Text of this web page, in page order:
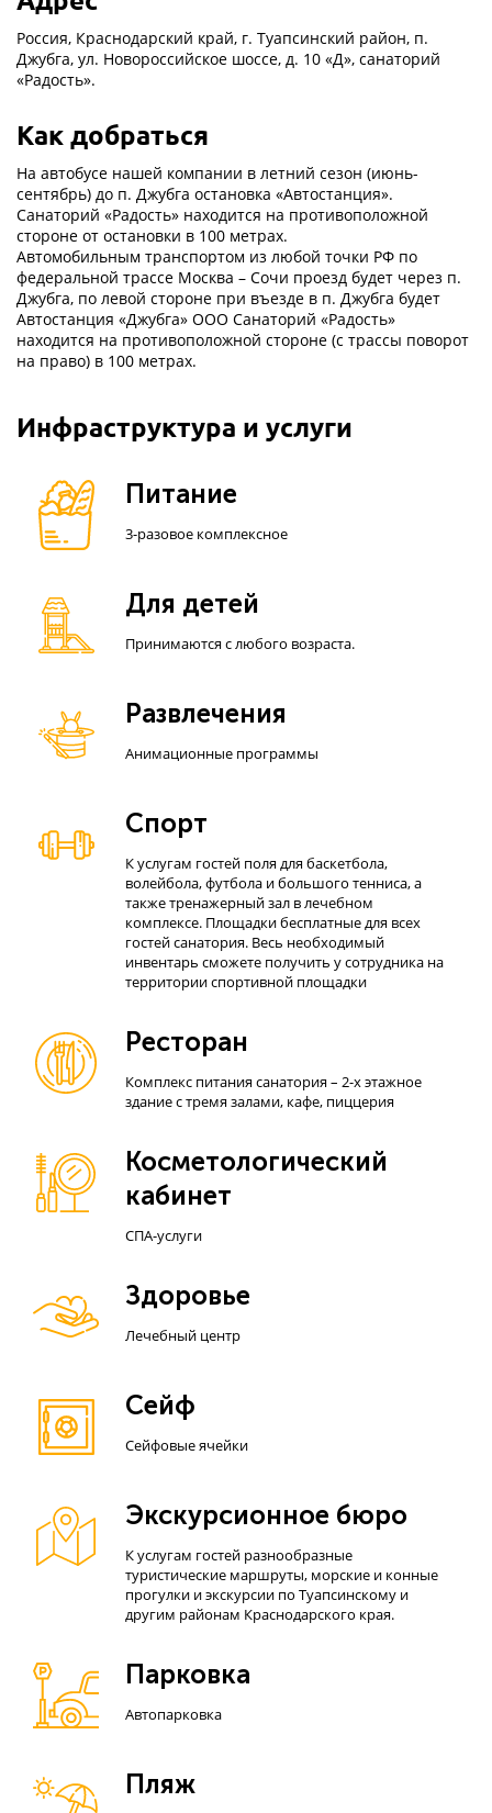
Россия, Краснодарский край, г. Туапсинский район, п.
Джубга, ул. Новороссийское шоссе, д. 10 «Д», санаторий
«Радость».
Как добраться
На автобусе нашей компании в летний сезон (июнь-
сентябрь) до п. Джубга остановка «Автостанция».
Санаторий «Радость» находится на противоположной
стороне от остановки в 100 метрах.
Автомобильным транспортом из любой точки РФ по
федеральной трассе Москва – Сочи проезд будет через п.
Джубга, по левой стороне при въезде в п. Джубга будет
Автостанция «Джубга» ООО Санаторий «Радость»
находится на противоположной стороне (с трассы поворот
на право) в 100 метрах.
Инфраструктура и услуги
Питание
3-разовое комплексное
Для детей
Принимаются с любого возраста.
Развлечения
Анимационные программы
Спорт
К услугам гостей поля для баскетбола,
волейбола, футбола и большого тенниса, а
также тренажерный зал в лечебном
комплексе. Площадки бесплатные для всех
гостей санатория. Весь необходимый
инвентарь сможете получить у сотрудника на
территории спортивной площадки
Ресторан
Комплекс питания санатория – 2-х этажное
здание с тремя залами, кафе, пиццерия
Косметологический
кабинет
СПА-услуги
Здоровье
Лечебный центр
Сейф
Сейфовые ячейки
Экскурсионное бюро
К услугам гостей разнообразные
туристические маршруты, морские и конные
прогулки и экскурсии по Туапсинскому и
другим районам Краснодарского края.
Парковка
Автопарковка
Пляж